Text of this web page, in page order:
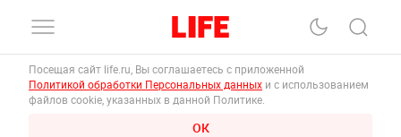
Посещая сайт life.ru, Вы соглашаетесь с приложенной
Политикой обработки Персональных данных и с использованием
файлов cookie, указанных в данной Политике.
ОК